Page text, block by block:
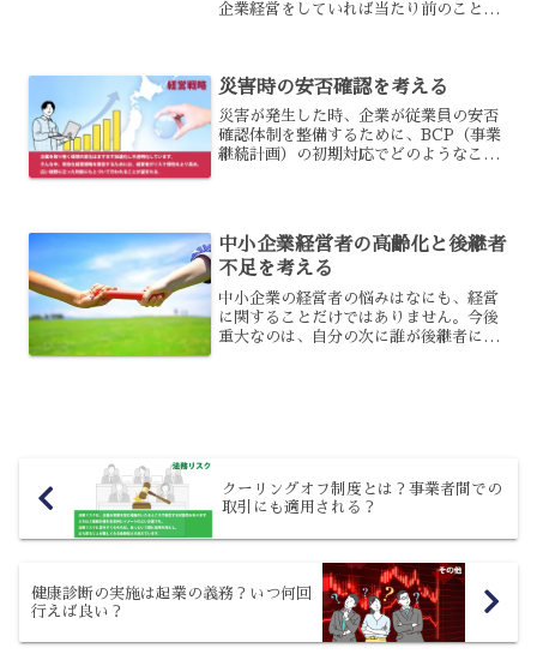
企業経営をしていれば当たり前のことで
管理やリスク管理について...
災害時の安否確認を考える
災害が発生した時、企業が従業員の安否
確認体制を整備するために、BCP（事業
継続計画）の初期対応でどのようなこと
中小企業経営者の高齢化と後継者
不足を考える
中小企業の経営者の悩みはなにも、経営
に関することだけではありません。今後
重大なのは、自分の次に誰が後継者にな
クーリングオフ制度とは？事業者間での
取引にも適用される？
健康診断の実施は起業の義務？いつ何回
行えば良い？